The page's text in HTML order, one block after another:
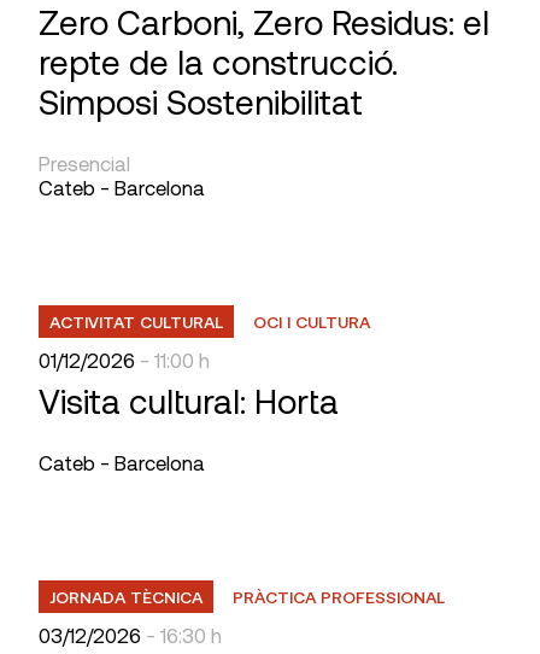
Zero Carboni, Zero Residus: el
repte de la construcció.
Simposi Sostenibilitat
Presencial
Cateb - Barcelona
ACTIVITAT CULTURAL OCI I CULTURA
01/12/2026 - 11:00 h
Visita cultural: Horta
Cateb - Barcelona
JORNADA TÈCNICA PRÀCTICA PROFESSIONAL
03/12/2026 - 16:30 h